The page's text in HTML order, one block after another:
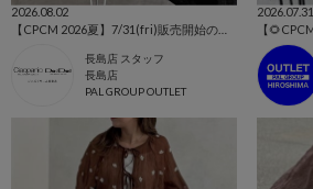
2026.08.02
長島店 スタッフ
長島店
PAL GROUP OUTLET
2026.07.31